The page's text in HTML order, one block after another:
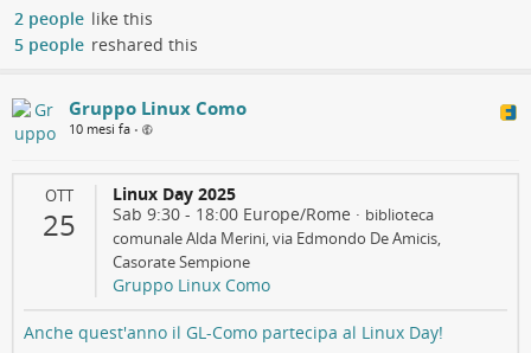
2 people like this
5 people reshared this
Gruppo Linux Como
10 mesi fa •
OTT
25
Linux Day 2025
Sab 9:30 - 18:00 Europe/Rome · biblioteca
comunale Alda Merini, via Edmondo De Amicis,
Casorate Sempione
Gruppo Linux Como
Anche quest'anno il GL-Como partecipa al Linux Day!